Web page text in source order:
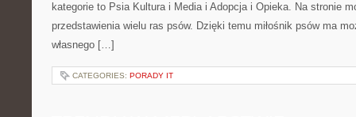
kategorie to Psia Kultura i Media i Adopcja i Opieka. Na stronie
przedstawienia wielu ras psów. Dzięki temu miłośnik psów ma
własnego […]
CATEGORIES: PORADY IT